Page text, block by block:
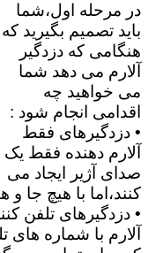
در مرحله اول،شما
باید تصمیم بگیرید که
هنگامی که دزدگیر
آلارم می دهد شما
می خواهید چه
اقدامی انجام شود :
• دزدگیرهای فقط
آلارم دهنده فقط یک
صدای آژیر ایجاد می
کنند،اما با هیچ جا
• دزدگیرهای تلفن
آلارم با شماره